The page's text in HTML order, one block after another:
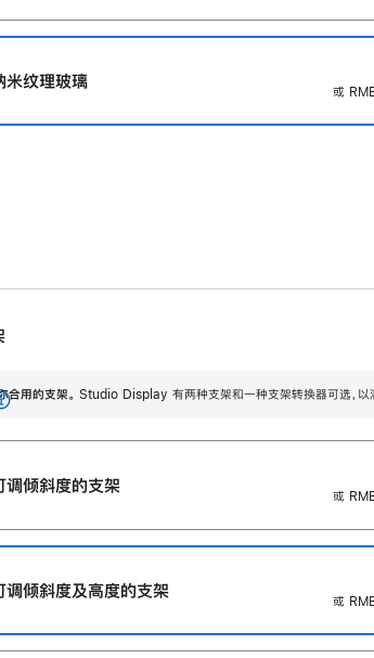
米纹理玻璃
或
围。
毫米的高度
合用的支架。 Studio Display 有两种支架和一种支架转换器可选，以
展
开
调倾斜度的支架
或
调倾斜度及高‍度的支‍架
或